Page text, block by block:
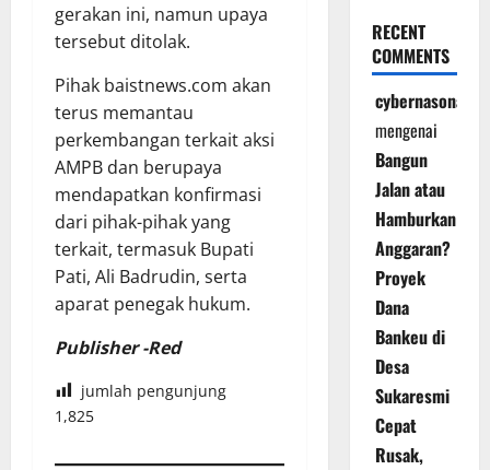
gerakan ini, namun upaya
tersebut ditolak.
Pihak baistnews.com akan
terus memantau
perkembangan terkait aksi
AMPB dan berupaya
mendapatkan konfirmasi
dari pihak-pihak yang
terkait, termasuk Bupati
Pati, Ali Badrudin, serta
aparat penegak hukum.
Publisher -Red
jumlah pengunjung
1,825
RECENT
COMMENTS
cybernasonal
mengenai
Bangun
Jalan atau
Hamburkan
Anggaran?
Proyek
Dana
Bankeu di
Desa
Sukaresmi
Cepat
Rusak,